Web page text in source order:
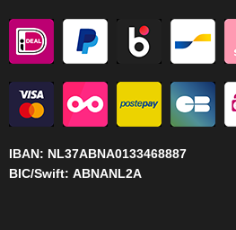
IBAN: NL37ABNA0133468887
BIC/Swift: ABNANL2A